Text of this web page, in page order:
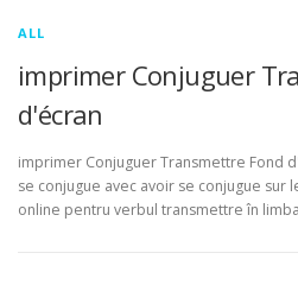
ALL
imprimer Conjuguer
d'écran
imprimer Conjuguer Transmettre Fond
se conjugue avec avoir se conjugue
online pentru verbul transmettre în